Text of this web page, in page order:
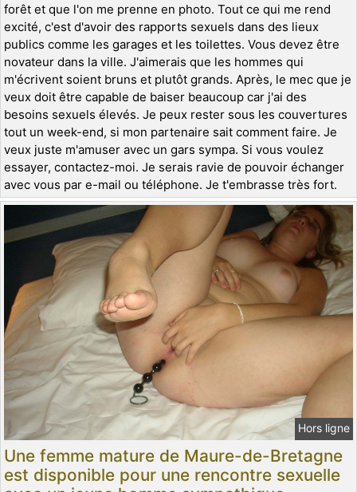
forêt et que l'on me prenne en photo. Tout ce qui me rend
excité, c'est d'avoir des rapports sexuels dans des lieux
publics comme les garages et les toilettes. Vous devez être
novateur dans la ville. J'aimerais que les hommes qui
m'écrivent soient bruns et plutôt grands. Après, le mec que je
veux doit être capable de baiser beaucoup car j'ai des
besoins sexuels élevés. Je peux rester sous les couvertures
tout un week-end, si mon partenaire sait comment faire. Je
veux juste m'amuser avec un gars sympa. Si vous voulez
essayer, contactez-moi. Je serais ravie de pouvoir échanger
avec vous par e-mail ou téléphone. Je t'embrasse très fort.
Hors ligne
Une femme mature de Maure-de-Bretagne
est disponible pour une rencontre sexuelle